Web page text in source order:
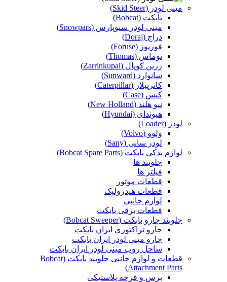
مینی لودر (Skid Steer)
بابکت (Bobcat)
مینی لودر سنوپارس (Snowpars)
دراج (Doraj)
فوریوز (Foruse)
توماس (Thomas)
زرین کوپال (Zarrinkupal)
سانوارد (Sunward)
کاترپیلار (Caterpillar)
کیس (Case)
نیو هلند (New Holland)
هیوندای (Hyundai)
لودر (Loader)
ولوو (Volvo)
لودر سانی (Sany)
لوازم یدکی بابکت (Bobcat Spare Parts)
جلوبند ها
فیلتر ها
قطعات موتور
قطعات هیدرولیک
لوازم جانبی
قطعات برقی بابکت
جلوبند جارو بابکت (Bobcat Sweeper)
جارو تراکتوری ایران بابکت
جارو مینی لودر ایران بابکت
ساحل روب مینی لودر ایران بابکت
قطعات و لوازم جانبی جلوبند بابکت (Bobcat
Attachment Parts)
برس و فرچه پلاستیکی